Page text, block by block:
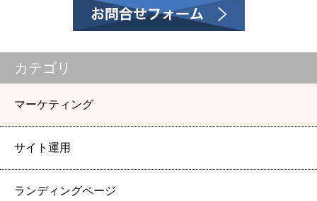
カテゴリ
マーケティング
サイト運用
ランディングページ